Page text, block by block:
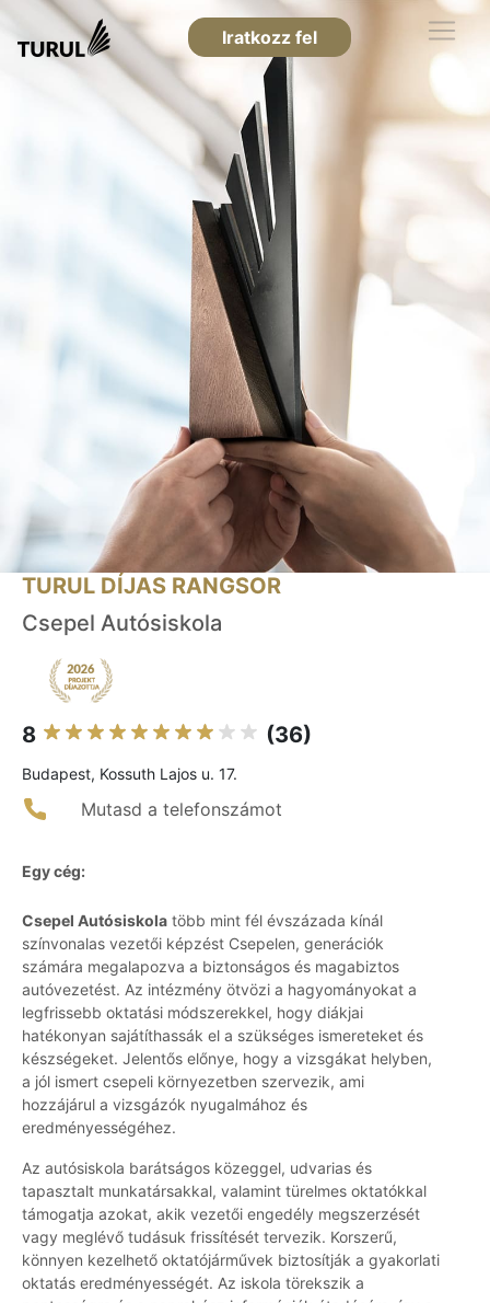
Iratkozz fel
TURUL DÍJAS RANGSOR
Csepel Autósiskola
8 (36)
Budapest, Kossuth Lajos u. 17.
Mutasd a telefonszámot
Egy cég:
Csepel Autósiskola több mint fél évszázada kínál
színvonalas vezetői képzést Csepelen, generációk
számára megalapozva a biztonságos és magabiztos
autóvezetést. Az intézmény ötvözi a hagyományokat a
legfrissebb oktatási módszerekkel, hogy diákjai
hatékonyan sajátíthassák el a szükséges ismereteket és
készségeket. Jelentős előnye, hogy a vizsgákat helyben,
a jól ismert csepeli környezetben szervezik, ami
hozzájárul a vizsgázók nyugalmához és
eredményességéhez.
Az autósiskola barátságos közeggel, udvarias és
tapasztalt munkatársakkal, valamint türelmes oktatókkal
támogatja azokat, akik vezetői engedély megszerzését
vagy meglévő tudásuk frissítését tervezik. Korszerű,
könnyen kezelhető oktatójárművek biztosítják a gyakorlati
oktatás eredményességét. Az iskola törekszik a